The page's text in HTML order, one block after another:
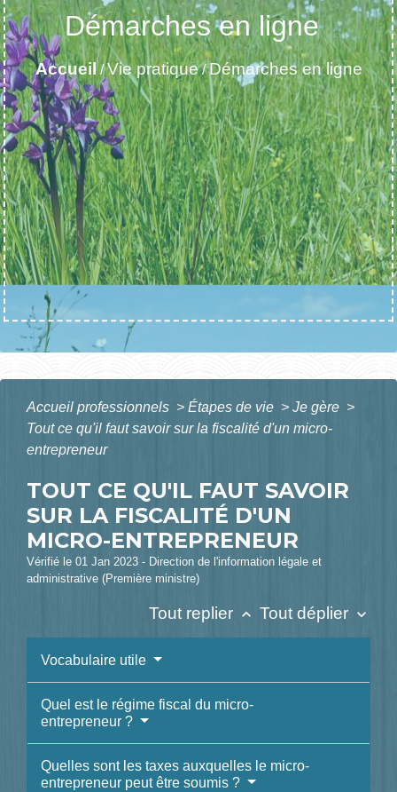
Démarches en ligne
Accueil /Vie pratique/Démarches en ligne
Accueil professionnels > Étapes de vie > Je gère >
Tout ce qu'il faut savoir sur la fiscalité d'un micro-
entrepreneur
TOUT CE QU'IL FAUT SAVOIR
SUR LA FISCALITÉ D'UN
MICRO-ENTREPRENEUR
Vérifié le 01 Jan 2023 - Direction de l'information légale et
administrative (Première ministre)
Tout replier keyboard_arrow_up Tout déplier keyboard_arrow_down
Vocabulaire utile
Quel est le régime fiscal du micro-
entrepreneur ?
Quelles sont les taxes auxquelles le micro-
entrepreneur peut être soumis ?